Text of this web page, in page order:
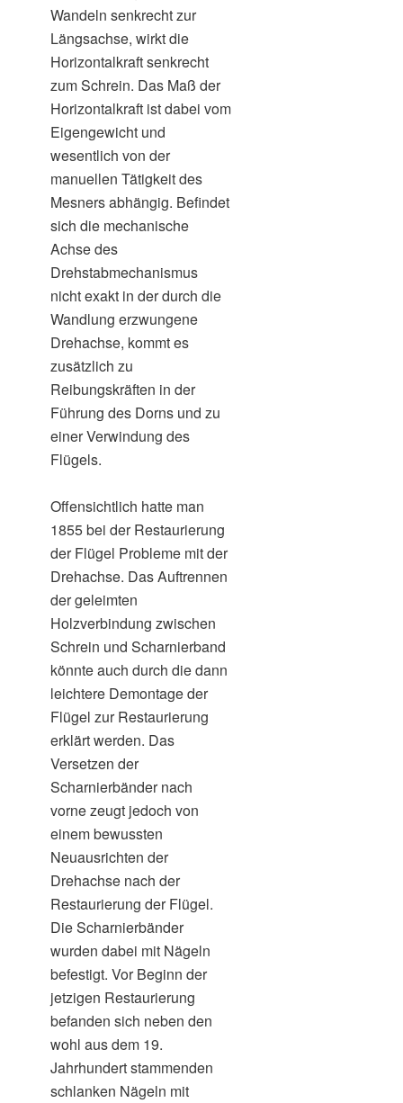
Wandeln senkrecht zur
Längsachse, wirkt die
Horizontalkraft senkrecht
zum Schrein. Das Maß der
Horizontalkraft ist dabei vom
Eigengewicht und
wesentlich von der
manuellen Tätigkeit des
Mesners abhängig. Befindet
sich die mechanische
Achse des
Drehstabmechanismus
nicht exakt in der durch die
Wandlung erzwungene
Drehachse, kommt es
zusätzlich zu
Reibungskräften in der
Führung des Dorns und zu
einer Verwindung des
Flügels.
Offensichtlich hatte man
1855 bei der Restaurierung
der Flügel Probleme mit der
Drehachse. Das Auftrennen
der geleimten
Holzverbindung zwischen
Schrein und Scharnierband
könnte auch durch die dann
leichtere Demontage der
Flügel zur Restaurierung
erklärt werden. Das
Versetzen der
Scharnierbänder nach
vorne zeugt jedoch von
einem bewussten
Neuausrichten der
Drehachse nach der
Restaurierung der Flügel.
Die Scharnierbänder
wurden dabei mit Nägeln
befestigt. Vor Beginn der
jetzigen Restaurierung
befanden sich neben den
wohl aus dem 19.
Jahrhundert stammenden
schlanken Nägeln mit